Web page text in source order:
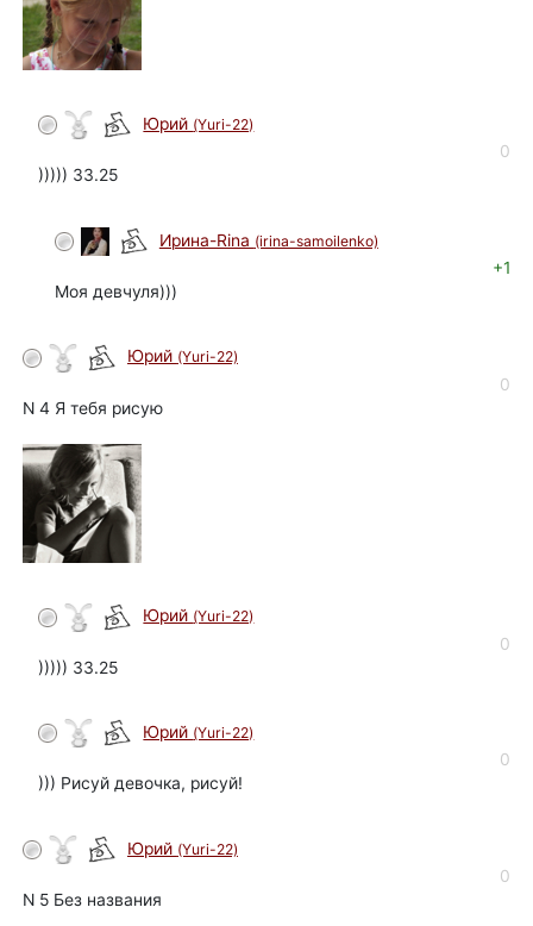
Юрий (Yuri-22)
0
))))) 33.25
Ирина-Rina (irina-samoilenko)
+1
Моя девчуля)))
Юрий (Yuri-22)
0
N 4 Я тебя рисую
Юрий (Yuri-22)
0
))))) 33.25
Юрий (Yuri-22)
0
))) Рисуй девочка, рисуй!
Юрий (Yuri-22)
0
N 5 Без названия